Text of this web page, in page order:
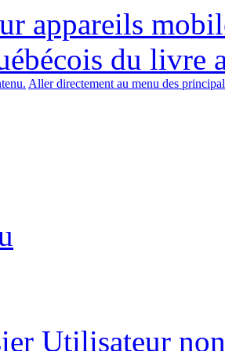
appareils
du livre
Aller directement au menu des
Utilisateur